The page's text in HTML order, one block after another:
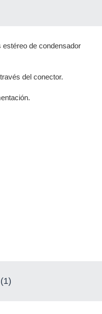
de condensador
del conector.